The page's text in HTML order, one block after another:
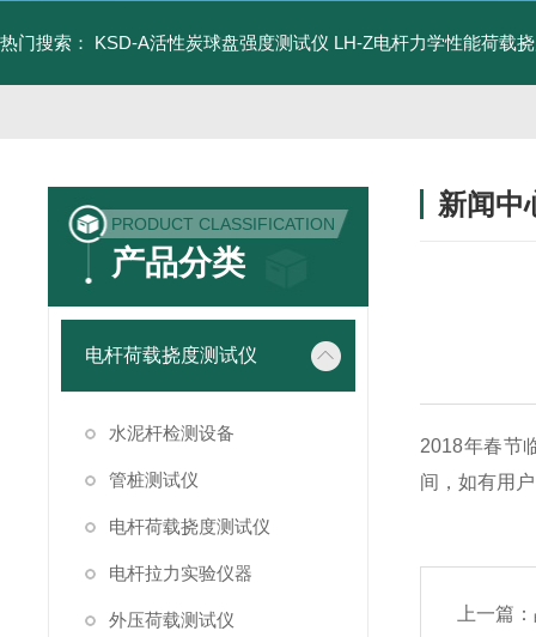
热门搜索： KSD-A活性炭球盘强度测试仪 LH-Z电杆力学性能荷载
PRODUCT CLASSIFICATION
产品分类
电杆荷载挠度测试仪
水泥杆检测设备
管桩测试仪
电杆荷载挠度测试仪
电杆拉力实验仪器
外压荷载测试仪
新闻中
2018年春节
间，如有用
上一篇：